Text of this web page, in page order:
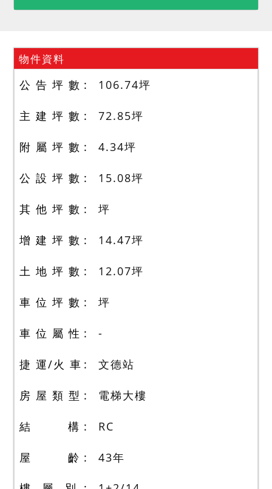
物件資料
公 告 坪 數 106.74坪
主 建 坪 數 72.85坪
附 屬 坪 數 4.34坪
公 設 坪 數 15.08坪
其 他 坪 數 坪
增 建 坪 數 14.47坪
土 地 坪 數 12.07坪
車 位 坪 數 坪
車 位 屬 性 -
捷 運/火 車 文德站
房 屋 類 型 電梯大樓
結 構 RC
屋 齡 43年